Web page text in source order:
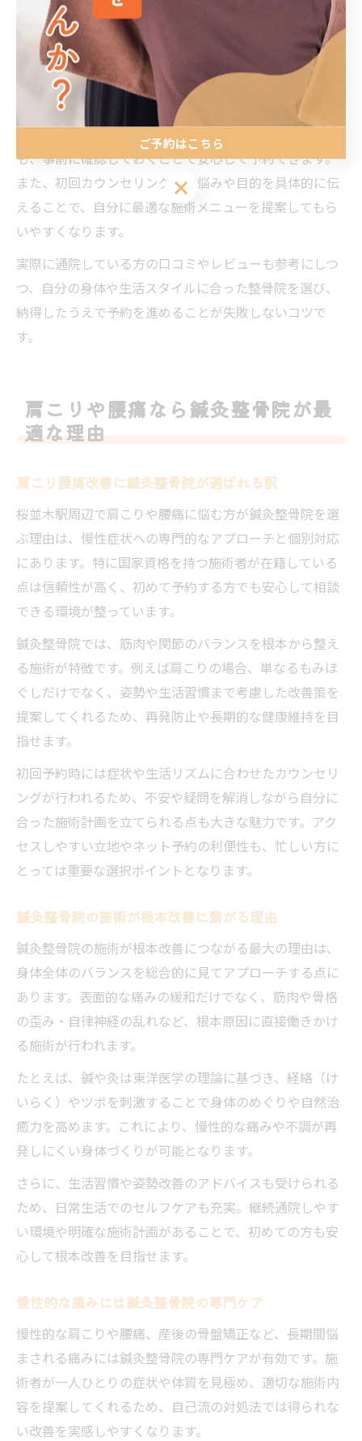
す。桜並木駅周辺の多くの院では、予約前の電話やメー
ル相談を受け付けているため、気軽に質問することがで
きます。
例えば「鍼治療は1回いくらくらいしますか？」「医療費
控除の対象ですか？」といった料金や制度に関する疑問
も、事前に確認しておくことで安心して予約できます。
また、初回カウンセリング時に悩みや目的を具体的に伝
えることで、自分に最適な施術メニューを提案してもら
いやすくなります。
実際に通院している方の口コミやレビューも参考にしつ
つ、自分の身体や生活スタイルに合った整骨院を選び、
納得したうえで予約を進めることが失敗しないコツで
す。
肩こりや腰痛なら鍼灸整骨院が最
適な理由
肩こり腰痛改善に鍼灸整骨院が選ばれる訳
桜並木駅周辺で肩こりや腰痛に悩む方が鍼灸整骨院を選
ぶ理由は、慢性症状への専門的なアプローチと個別対応
にあります。特に国家資格を持つ施術者が在籍している
点は信頼性が高く、初めて予約する方でも安心して相談
できる環境が整っています。
鍼灸整骨院では、筋肉や関節のバランスを根本から整え
る施術が特徴です。例えば肩こりの場合、単なるもみほ
ぐしだけでなく、姿勢や生活習慣まで考慮した改善策を
提案してくれるため、再発防止や長期的な健康維持を目
指せます。
初回予約時には症状や生活リズムに合わせたカウンセリ
ングが行われるため、不安や疑問を解消しながら自分に
合った施術計画を立てられる点も大きな魅力です。アク
セスしやすい立地やネット予約の利便性も、忙しい方に
とっては重要な選択ポイントとなります。
鍼灸整骨院の施術が根本改善に繋がる理由
鍼灸整骨院の施術が根本改善につながる最大の理由は、
身体全体のバランスを総合的に見てアプローチする点に
あります。表面的な痛みの緩和だけでなく、筋肉や骨格
の歪み・自律神経の乱れなど、根本原因に直接働きかけ
る施術が行われます。
たとえば、鍼や灸は東洋医学の理論に基づき、経絡（け
いらく）やツボを刺激することで身体のめぐりや自然治
癒力を高めます。これにより、慢性的な痛みや不調が再
発しにくい身体づくりが可能となります。
さらに、生活習慣や姿勢改善のアドバイスも受けられる
ため、日常生活でのセルフケアも充実。継続通院しやす
い環境や明確な施術計画があることで、初めての方も安
心して根本改善を目指せます。
慢性的な痛みには鍼灸整骨院の専門ケア
慢性的な肩こりや腰痛、産後の骨盤矯正など、長期間悩
まされる痛みには鍼灸整骨院の専門ケアが有効です。施
術者が一人ひとりの症状や体質を見極め、適切な施術内
容を提案してくれるため、自己流の対処法では得られな
い改善を実感しやすくなります。
ご予約はこちら
ご予約はこちら